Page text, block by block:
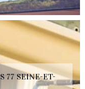
77 SEINE-ET-